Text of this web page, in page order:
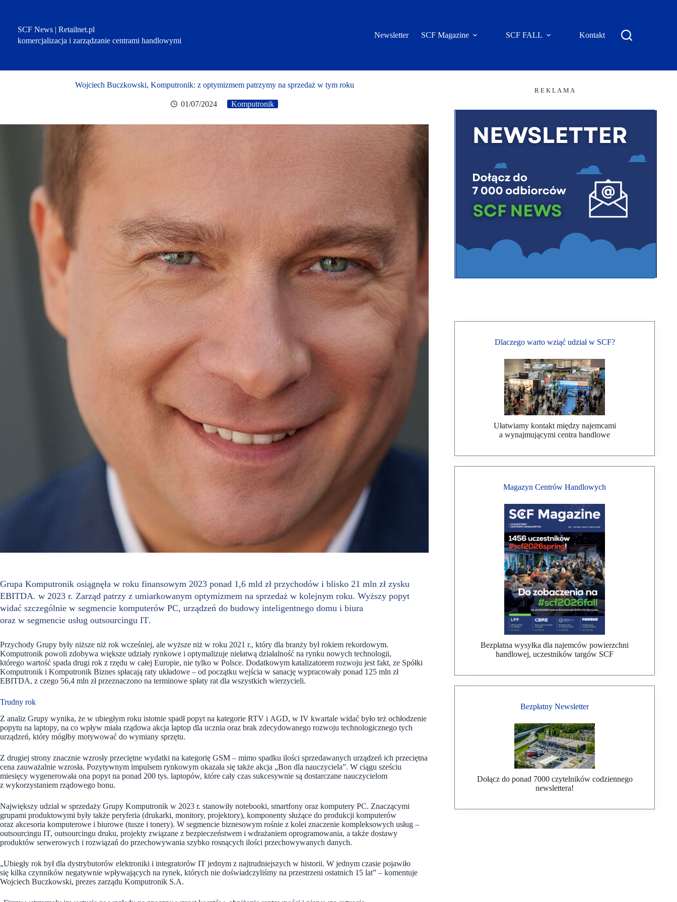
SCF News | Retailnet.pl
komercjalizacja i zarządzanie centrami handlowymi
Newsletter SCF Magazine SCF FALL Kontakt
Wojciech Buczkowski, Komputronik: z optymizmem patrzymy na sprzedaż w tym roku
01/07/2024 Komputronik
Grupa Komputronik osiągnęła w roku finansowym 2023 ponad 1,6 mld zł przychodów i blisko 21 mln zł zysku
EBITDA. w 2023 r. Zarząd patrzy z umiarkowanym optymizmem na sprzedaż w kolejnym roku. Wyższy popyt
widać szczególnie w segmencie komputerów PC, urządzeń do budowy inteligentnego domu i biura
oraz w segmencie usług outsourcingu IT.
Przychody Grupy były niższe niż rok wcześniej, ale wyższe niż w roku 2021 r., który dla branży był rokiem rekordowym.
Komputronik powoli zdobywa większe udziały rynkowe i optymalizuje niełatwą działalność na rynku nowych technologii,
którego wartość spada drugi rok z rzędu w całej Europie, nie tylko w Polsce. Dodatkowym katalizatorem rozwoju jest fakt, ze Spółki
Komputronik i Komputronik Biznes spłacają raty układowe – od początku wejścia w sanację wypracowały ponad 125 mln zł
EBITDA, z czego 56,4 mln zł przeznaczono na terminowe spłaty rat dla wszystkich wierzycieli.
Trudny rok
Z analiz Grupy wynika, że w ubiegłym roku istotnie spadł popyt na kategorie RTV i AGD, w IV kwartale widać było też ochłodzenie
popytu na laptopy, na co wpływ miała rządowa akcja laptop dla ucznia oraz brak zdecydowanego rozwoju technologicznego tych
urządzeń, który mógłby motywować do wymiany sprzętu.
Z drugiej strony znacznie wzrosły przeciętne wydatki na kategorię GSM – mimo spadku ilości sprzedawanych urządzeń ich przeciętna
cena zauważalnie wzrosła. Pozytywnym impulsem rynkowym okazała się także akcja „Bon dla nauczyciela”. W ciągu sześciu
miesięcy wygenerowała ona popyt na ponad 200 tys. laptopów, które cały czas sukcesywnie są dostarczane nauczycielom
z wykorzystaniem rządowego bonu.
Największy udział w sprzedaży Grupy Komputronik w 2023 r. stanowiły notebooki, smartfony oraz komputery PC. Znaczącymi
grupami produktowymi były także peryferia (drukarki, monitory, projektory), komponenty służące do produkcji komputerów
oraz akcesoria komputerowe i biurowe (tusze i tonery). W segmencie biznesowym rośnie z kolei znaczenie kompleksowych usług –
outsourcingu IT, outsourcingu druku, projekty związane z bezpieczeństwem i wdrażaniem oprogramowania, a także dostawy
produktów serwerowych i rozwiązań do przechowywania szybko rosnących ilości przechowywanych danych.
„Ubiegły rok był dla dystrybutorów elektroniki i integratorów IT jednym z najtrudniejszych w historii. W jednym czasie pojawiło
się kilka czynników negatywnie wpływających na rynek, których nie doświadczyliśmy na przestrzeni ostatnich 15 lat” – komentuje
Wojciech Buczkowski, prezes zarządu Komputronik S.A.
R E K L A M A
Dlaczego warto wziąć udział w SCF?
Ułatwiamy kontakt między najemcami
a wynajmującymi centra handlowe
Magazyn Centrów Handlowych
Bezpłatna wysyłka dla najemców powierzchni
handlowej, uczestników targów SCF
Bezpłatny Newsletter
Dołącz do ponad 7000 czytelników codziennego
newslettera!